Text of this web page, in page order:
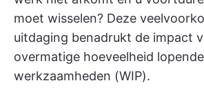
moet wisselen? Deze
uitdaging benadrukt de impact
overmatige hoeveelheid lopende
werkzaamheden (WIP).